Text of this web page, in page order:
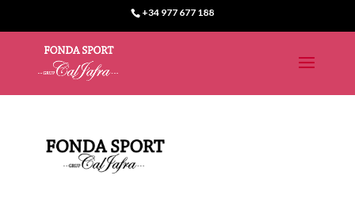
+34 977 677 188